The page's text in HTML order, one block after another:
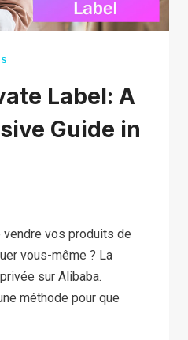
Label: A
Guide in
vos produits de
vous-même ? La
sur Alibaba.
méthode pour que